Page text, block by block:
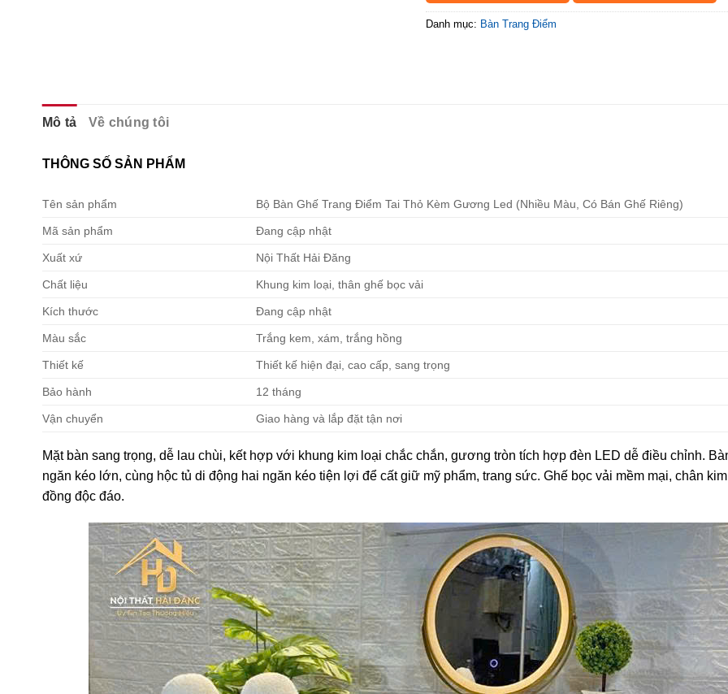
Danh mục: Bàn Trang Điểm
Mô tả Về chúng tôi
THÔNG SỐ SẢN PHẨM
Tên sản phẩm Bộ Bàn Ghế Trang Điểm Tai Thỏ Kèm Gương Led (Nhiều Màu, Có Bán Ghế Riêng)
Mã sản phẩm Đang cập nhật
Xuất xứ Nội Thất Hải Đăng
Chất liệu Khung kim loại, thân ghế bọc vải
Kích thước Đang cập nhật
Màu sắc Trắng kem, xám, trắng hồng
Thiết kế Thiết kế hiện đại, cao cấp, sang trọng
Bảo hành 12 tháng
Vận chuyển Giao hàng và lắp đặt tận nơi
Mặt bàn sang trọng, dễ lau chùi, kết hợp với khung kim loại chắc chắn, gương tròn tích hợp đèn LED dễ điều chỉnh.
ngăn kéo lớn, cùng hộc tủ di động hai ngăn kéo tiện lợi để cất giữ mỹ phẩm, trang sức. Ghế bọc vải mềm mại, chân
đồng độc đáo.